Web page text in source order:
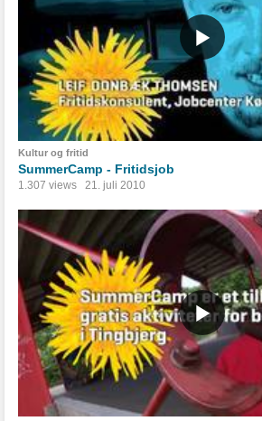
Kultur og fritid
SummerCamp - Fritidsjob
1.307 views 21. juli 2010